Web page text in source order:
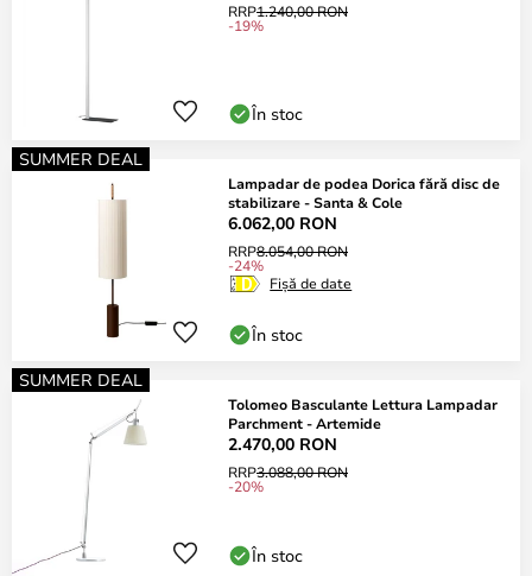
RRP1.240,00 RON
-19%
În stoc
SUMMER DEAL
Lampadar de podea Dorica fără disc de
stabilizare - Santa & Cole
6.062,00 RON
RRP8.054,00 RON
-24%
Fișă de date
În stoc
SUMMER DEAL
Tolomeo Basculante Lettura Lampadar
Parchment - Artemide
2.470,00 RON
RRP3.088,00 RON
-20%
În stoc